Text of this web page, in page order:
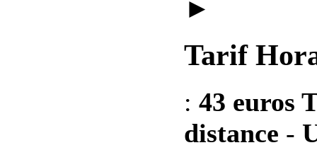
►
Tarif
: 43 euros
distance -